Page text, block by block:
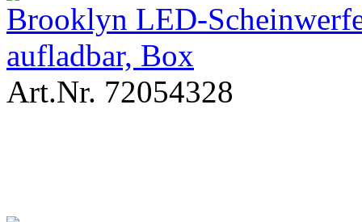
Brooklyn LED-
aufladbar, Box
Art.Nr. 72054328